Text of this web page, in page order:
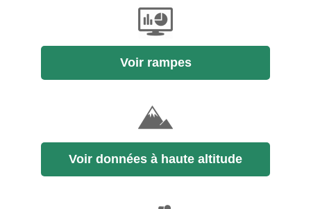
Voir rampes
Voir données à haute altitude